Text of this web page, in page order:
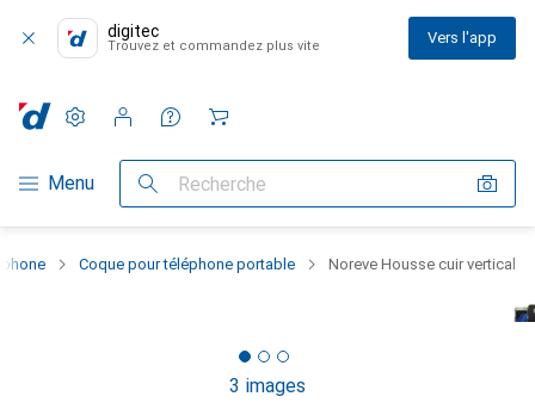
digitec
Trouvez et commandez plus vite Vers l'app
Navigation par catégorie
Menu Recherche
Paramètres
Compte client
Listes de comparaison
Listes d'envies
Panier
Coque pour téléphone portable Noreve Housse cuir vertical
3 images